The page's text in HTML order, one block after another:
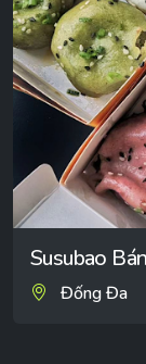
Susubao
Đống Đa